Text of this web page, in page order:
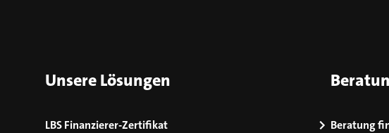
Unsere Lösungen
LBS Finanzierer-Zertifikat Beratung